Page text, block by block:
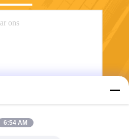
6:54 AM